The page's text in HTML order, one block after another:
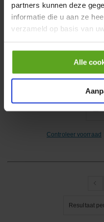
partners kunnen deze
informatie die u aan ze
verzameld op basis van
Alle
3-
−
Controleer voorraad
Resultaat